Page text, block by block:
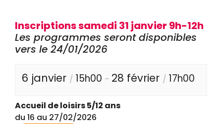
Inscriptions samedi 31 janvier 9h-12h
Les programmes seront disponibles
vers le 24/01/2026
6 janvier / 15h00 – 28 février / 17h00
Accueil de loisirs 5/12 ans
du 16 au 27/02/2026